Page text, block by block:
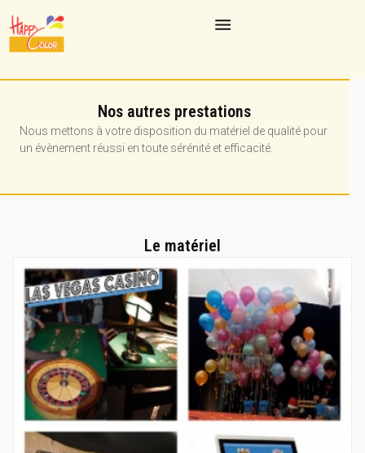
Nos autres prestations
Nous mettons à votre disposition du matériel de qualité pour
un évènement réussi en toute sérénité et efficacité.
Le matériel